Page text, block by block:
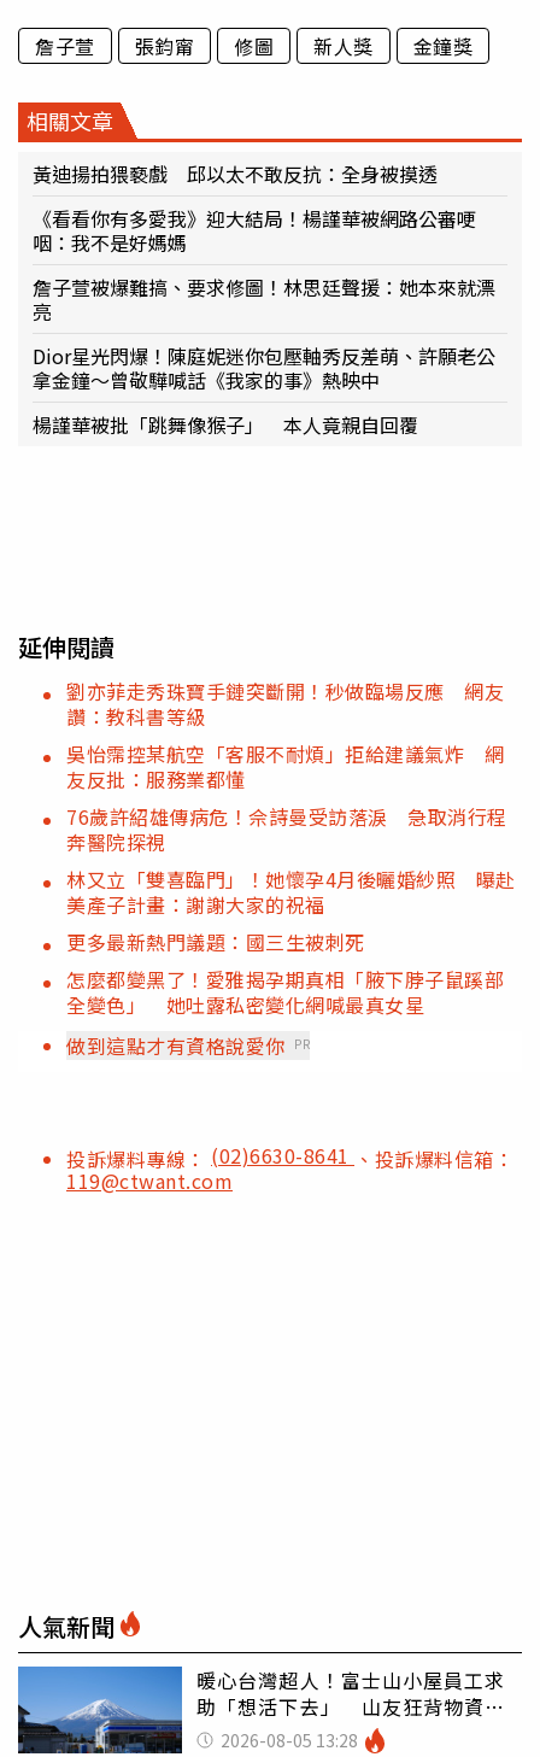
詹子萱 張鈞甯 修圖 新人獎 金鐘獎
相關文章
黃迪揚拍猥褻戲 邱以太不敢反抗：全身被摸透
《看看你有多愛我》迎大結局！楊謹華被網路公審哽
咽：我不是好媽媽
詹子萱被爆難搞、要求修圖！林思廷聲援：她本來就漂
亮
Dior星光閃爆！陳庭妮迷你包壓軸秀反差萌、許願老公
拿金鐘～曾敬驊喊話《我家的事》熱映中
楊謹華被批「跳舞像猴子」 本人竟親自回覆
延伸閱讀
劉亦菲走秀珠寶手鏈突斷開！秒做臨場反應 網友
讚：教科書等級
吳怡霈控某航空「客服不耐煩」拒給建議氣炸 網
友反批：服務業都懂
76歲許紹雄傳病危！佘詩曼受訪落淚 急取消行程
奔醫院探視
林又立「雙喜臨門」！她懷孕4月後曬婚紗照 曝赴
美產子計畫：謝謝大家的祝福
更多最新熱門議題：國三生被刺死
怎麼都變黑了！愛雅揭孕期真相「腋下脖子鼠蹊部
全變色」 她吐露私密變化網喊最真女星
做到這點才有資格說愛你 PR
投訴爆料專線： (02)6630-8641 、投訴爆料信箱：
119@ctwant.com
人氣新聞
暖心台灣超人！富士山小屋員工求
助「想活下去」 山友狂背物資上
山：台灣真的是寶島
2026-08-05 13:28